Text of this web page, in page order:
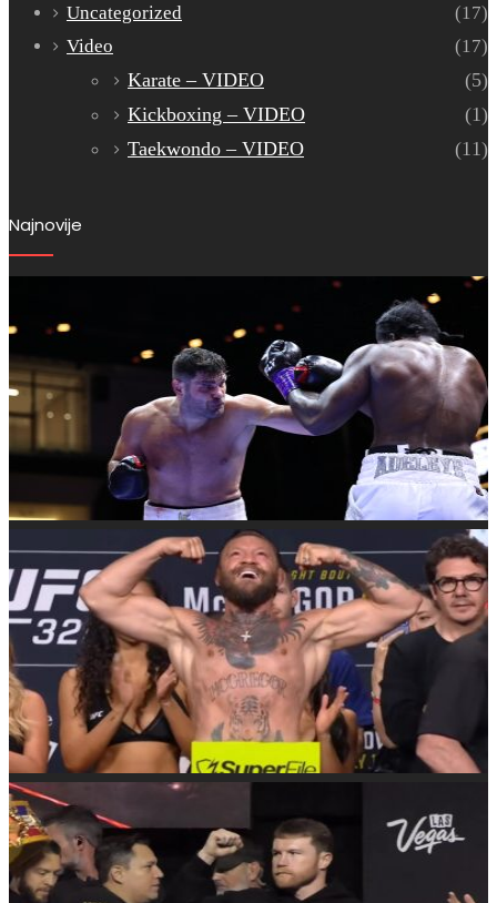
Uncategorized
(17)
Video
(17)
Karate – VIDEO
(5)
Kickboxing – VIDEO
(1)
Taekwondo – VIDEO
(11)
Najnovije